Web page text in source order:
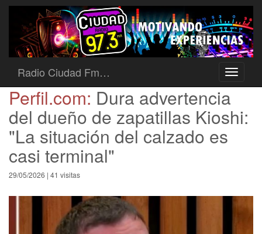
Toggle
Radio Ciudad Fm…
Perfil.com: Dura advertencia
del dueño de zapatillas Kioshi:
"La situación del calzado es
casi terminal"
29/05/2026 | 41 visitas